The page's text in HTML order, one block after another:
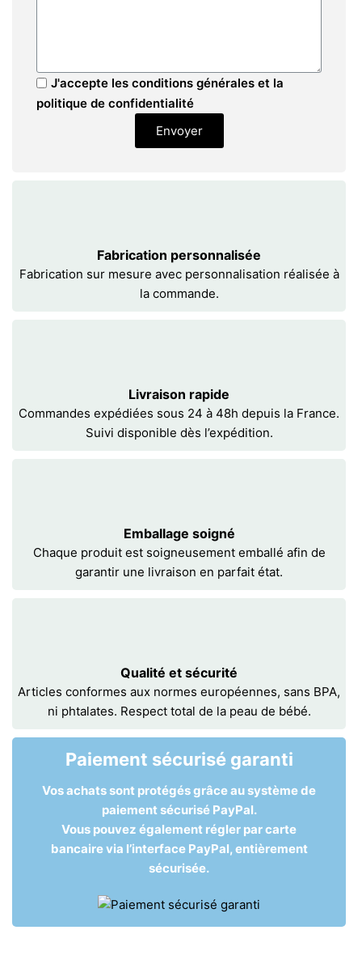
J'accepte les conditions générales et la
politique de confidentialité
Envoyer
Fabrication personnalisée
Fabrication sur mesure avec personnalisation réalisée à
la commande.
Livraison rapide
Commandes expédiées sous 24 à 48h depuis la France.
Suivi disponible dès l’expédition.
Emballage soigné
Chaque produit est soigneusement emballé afin de
garantir une livraison en parfait état.
Qualité et sécurité
Articles conformes aux normes européennes, sans BPA,
ni phtalates. Respect total de la peau de bébé.
Paiement sécurisé garanti
Vos achats sont protégés grâce au système de
paiement sécurisé PayPal.
Vous pouvez également régler par carte
bancaire via l’interface PayPal, entièrement
sécurisée.